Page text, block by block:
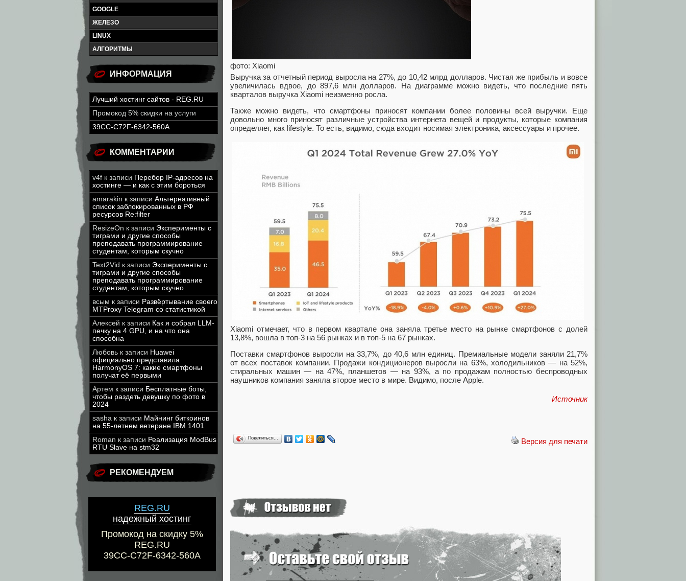
GOOGLE
ЖЕЛЕЗО
LINUX
АЛГОРИТМЫ
ИНФОРМАЦИЯ
Лучший хостинг сайтов - REG.RU
Промокод 5% скидки на услуги
39CC-C72F-6342-560A
КОММЕНТАРИИ
v4f к записи Перебор IP-адресов на
хостинге — и как с этим бороться
amarakin к записи Альтернативный
список заблокированных в РФ
ресурсов Re:filter
ResizeOn к записи Эксперименты с
тиграми и другие способы
преподавать программирование
студентам, которым скучно
Text2Vid к записи Эксперименты с
тиграми и другие способы
преподавать программирование
студентам, которым скучно
всым к записи Развёртывание своего
MTProxy Telegram со статистикой
Алексей к записи Как я собрал LLM-
печку на 4 GPU, и на что она
способна
Любовь к записи Huawei
официально представила
HarmonyOS 7: какие смартфоны
получат её первыми
Артем к записи Бесплатные боты,
чтобы раздеть девушку по фото в
2024
sasha к записи Майнинг биткоинов
на 55-летнем ветеране IBM 1401
Roman к записи Реализация ModBus
RTU Slave на stm32
РЕКОМЕНДУЕМ
REG.RU
надежный хостинг
Промокод на скидку 5%
REG.RU
39CC-C72F-6342-560A
фото: Xiaomi
Выручка за отчетный период выросла на 27%, до 10,42 млрд долларов. Чистая же прибыль и вовсе
увеличилась вдвое, до 897,6 млн долларов. На диаграмме можно видеть, что последние пять
кварталов выручка Xiaomi неизменно росла.
Также можно видеть, что смартфоны приносят компании более половины всей выручки. Еще
довольно много приносят различные устройства интернета вещей и продукты, которые компания
определяет, как lifestyle. То есть, видимо, сюда входит носимая электроника, аксессуары и прочее.
Xiaomi отмечает, что в первом квартале она заняла третье место на рынке смартфонов с долей
13,8%, вошла в топ-3 на 56 рынках и в топ-5 на 67 рынках.
Поставки смартфонов выросли на 33,7%, до 40,6 млн единиц. Премиальные модели заняли 21,7%
от всех поставок компании. Продажи кондиционеров выросли на 63%, холодильников — на 52%,
стиральных машин — на 47%, планшетов — на 93%, а по продажам полностью беспроводных
наушников компания заняла второе место в мире. Видимо, после Apple.
Источник
Версия для печати
Поделиться…